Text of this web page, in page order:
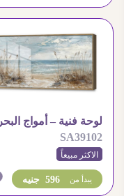
لوحة فنية – أمواج البحر
SA39102
الاكثر مبيعاً
596 جنيه يبدأ من